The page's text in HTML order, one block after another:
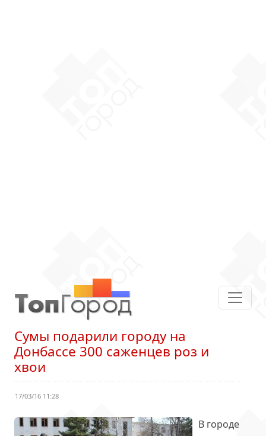
Сумы подарили городу на
Донбассе 300 саженцев роз и
хвои
17/03/16 11:28
В городе